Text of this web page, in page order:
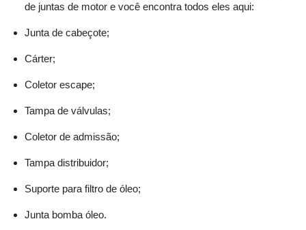
de juntas de motor e você encontra todos eles aqui:
Junta de cabeçote;
Cárter;
Coletor escape;
Tampa de válvulas;
Coletor de admissão;
Tampa distribuidor;
Suporte para filtro de óleo;
Junta bomba óleo.